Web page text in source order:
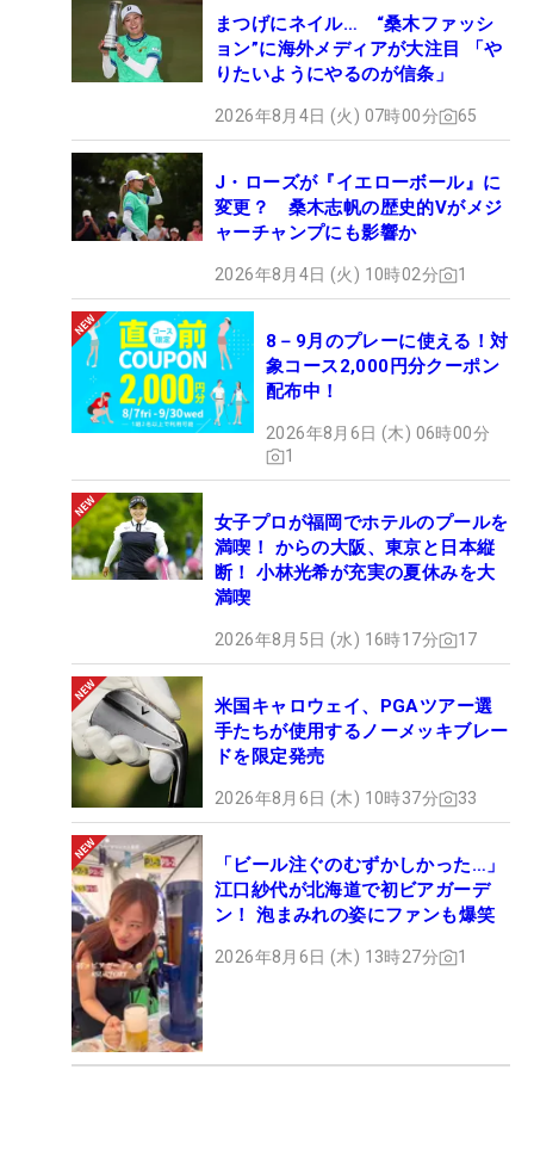
まつげにネイル… “桑木ファッシ
ョン”に海外メディアが大注目 「や
りたいようにやるのが信条」
2026年8月4日 (火) 07時00分 65
J・ローズが『イエローボール』に
変更？ 桑木志帆の歴史的Vがメジ
ャーチャンプにも影響か
2026年8月4日 (火) 10時02分 1
8－9月のプレーに使える！対
象コース2,000円分クーポン
配布中！
2026年8月6日 (木) 06時00分
1
女子プロが福岡でホテルのプールを
満喫！ からの大阪、東京と日本縦
断！ 小林光希が充実の夏休みを大
満喫
2026年8月5日 (水) 16時17分 17
米国キャロウェイ、PGAツアー選
手たちが使用するノーメッキブレー
ドを限定発売
2026年8月6日 (木) 10時37分 33
「ビール注ぐのむずかしかった…」
江口紗代が北海道で初ビアガーデ
ン！ 泡まみれの姿にファンも爆笑
2026年8月6日 (木) 13時27分 1